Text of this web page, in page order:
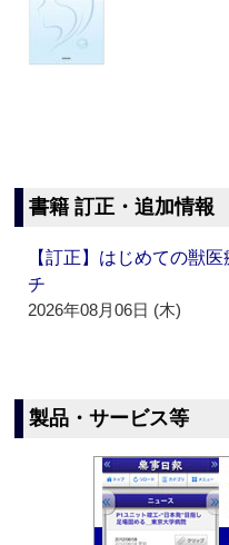
書籍 訂正・追加情報
【訂正】はじめての獣
チ
2026年08月06日 (木)
製品・サービス等